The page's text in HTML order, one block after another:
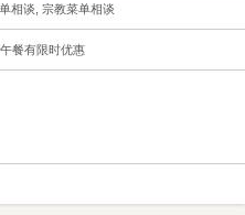
相谈, 宗教菜单相谈
餐有限时优惠